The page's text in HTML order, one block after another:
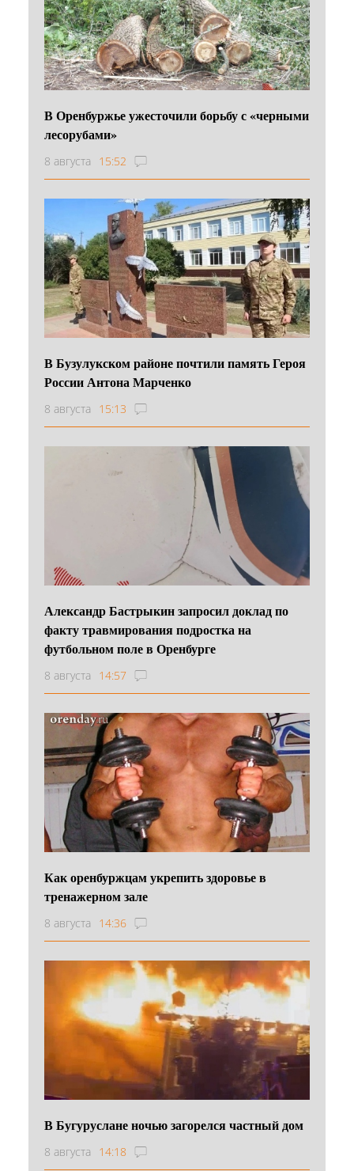
В Оренбуржье ужесточили борьбу с «черными
лесорубами»
8 августа 15:52
В Бузулукском районе почтили память Героя
России Антона Марченко
8 августа 15:13
Александр Бастрыкин запросил доклад по
факту травмирования подростка на
футбольном поле в Оренбурге
8 августа 14:57
Как оренбуржцам укрепить здоровье в
тренажерном зале
8 августа 14:36
В Бугуруслане ночью загорелся частный дом
8 августа 14:18